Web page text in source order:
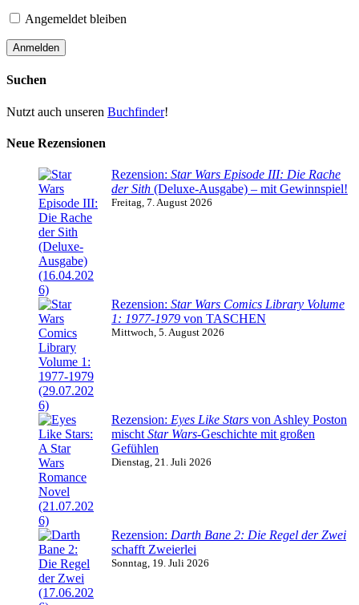
Angemeldet bleiben
Suchen
Nutzt auch unseren Buchfinder!
Neue Rezensionen
Rezension: Star Wars Episode III: Die Rache
der Sith (Deluxe-Ausgabe) – mit Gewinnspiel!
Freitag, 7. August 2026
Rezension: Star Wars Comics Library Volume
1: 1977-1979 von TASCHEN
Mittwoch, 5. August 2026
Rezension: Eyes Like Stars von Ashley Poston
mischt Star Wars-Geschichte mit großen
Gefühlen
Dienstag, 21. Juli 2026
Rezension: Darth Bane 2: Die Regel der Zwei
schafft Zweierlei
Sonntag, 19. Juli 2026